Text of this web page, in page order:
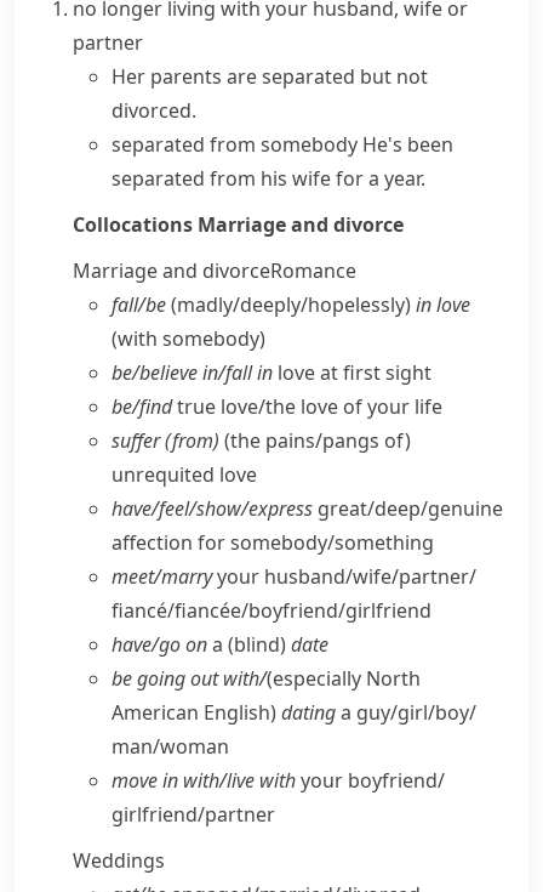
no longer living with your husband, wife or
partner
Her parents are separated but not
divorced.
separated from somebody He's been
separated from his wife for a year.
Collocations Marriage and divorce
Marriage and divorceRomance
fall/​be(madly/​deeply/​hopelessly)in love
(with somebody)
be/​believe in/​fall in love at first sight
be/​findtrue love/​the love of your life
suffer (from) (the pains/​pangs of)
unrequited love
have/​feel/​show/​express great/​deep/​genuine
affection for somebody/​something
meet/​marryyour husband/​wife/​partner/​
fiancé/fiancée/​boyfriend/​girlfriend
have/​go ona (blind)date
be going out with/(especially North
American English)datinga guy/​girl/​boy/​
man/​woman
move in with/​live withyour boyfriend/​
girlfriend/​partner
Weddings